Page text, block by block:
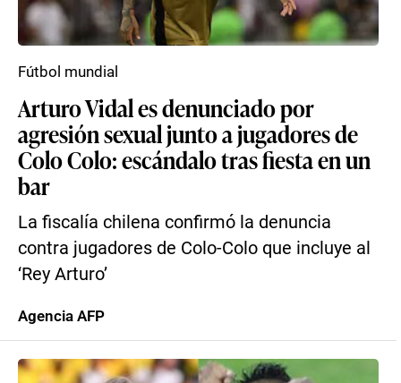
Arturo Vidal es denunciado por
agresión sexual junto a jugadores de
Colo Colo: escándalo tras fiesta en un
bar
La fiscalía chilena confirmó la denuncia
contra jugadores de Colo-Colo que incluye al
‘Rey Arturo’
Fútbol mundial
Agencia AFP